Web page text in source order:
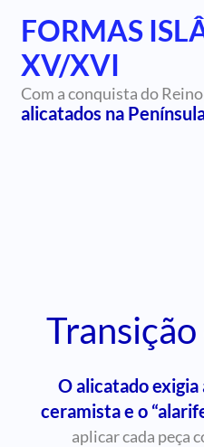
FORMAS
XV/XVI
Com a conquista do
alicatados na
O alicatado
ceramista e o
aplicar cada peça